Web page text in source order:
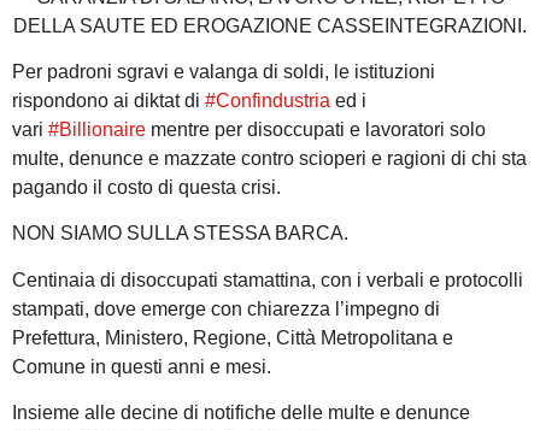
DELLA SAUTE ED EROGAZIONE CASSEINTEGRAZIONI.
Per padroni sgravi e valanga di soldi, le istituzioni
rispondono ai diktat di #Confindustria ed i
vari #Billionaire mentre per disoccupati e lavoratori solo
multe, denunce e mazzate contro scioperi e ragioni di chi sta
pagando il costo di questa crisi.
NON SIAMO SULLA STESSA BARCA.
Centinaia di disoccupati stamattina, con i verbali e protocolli
stampati, dove emerge con chiarezza l’impegno di
Prefettura, Ministero, Regione, Città Metropolitana e
Comune in questi anni e mesi.
Insieme alle decine di notifiche delle multe e denunce